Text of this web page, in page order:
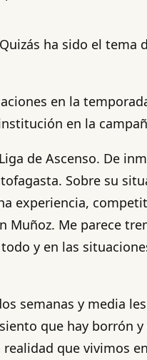
ha sido el
en la
en la
de Ascenso. De
Sobre su
experiencia,
Muñoz. Me parece
y en las
semanas y media
que hay borrón
que vivimos